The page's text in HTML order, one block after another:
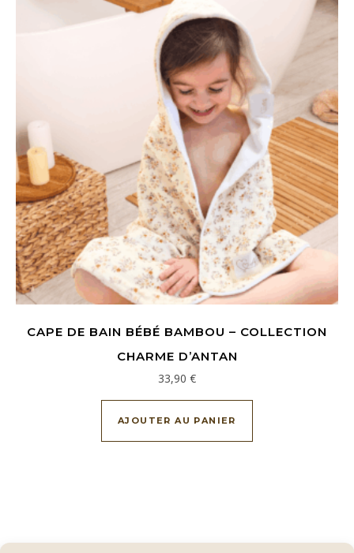
CAPE DE BAIN BÉBÉ BAMBOU – COLLECTION
CHARME D’ANTAN
33,90 €
AJOUTER AU PANIER